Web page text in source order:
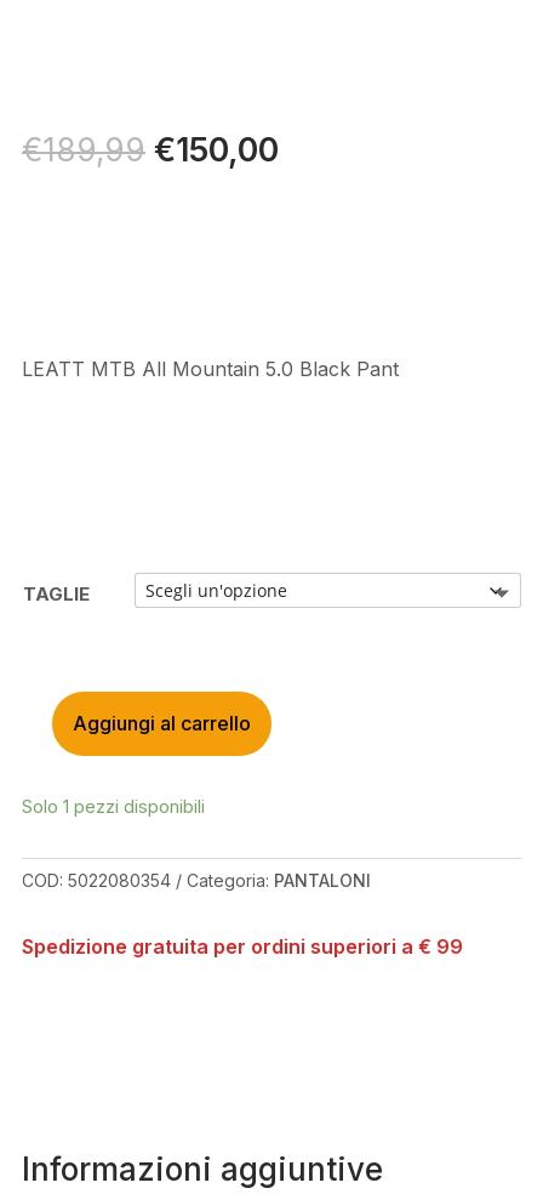
€189,99 Il
prezzo
€150,00Il
LEATT MTB All Mountain 5.0 Black Pant
TAGLIE
LEATT
MOUNTAIN
BLACK
Aggiungi al carrello
Solo 1 pezzi disponibili
COD: 5022080354 Categoria: PANTALONI
Spedizione gratuita per ordini superiori a € 99
Informazioni aggiuntive